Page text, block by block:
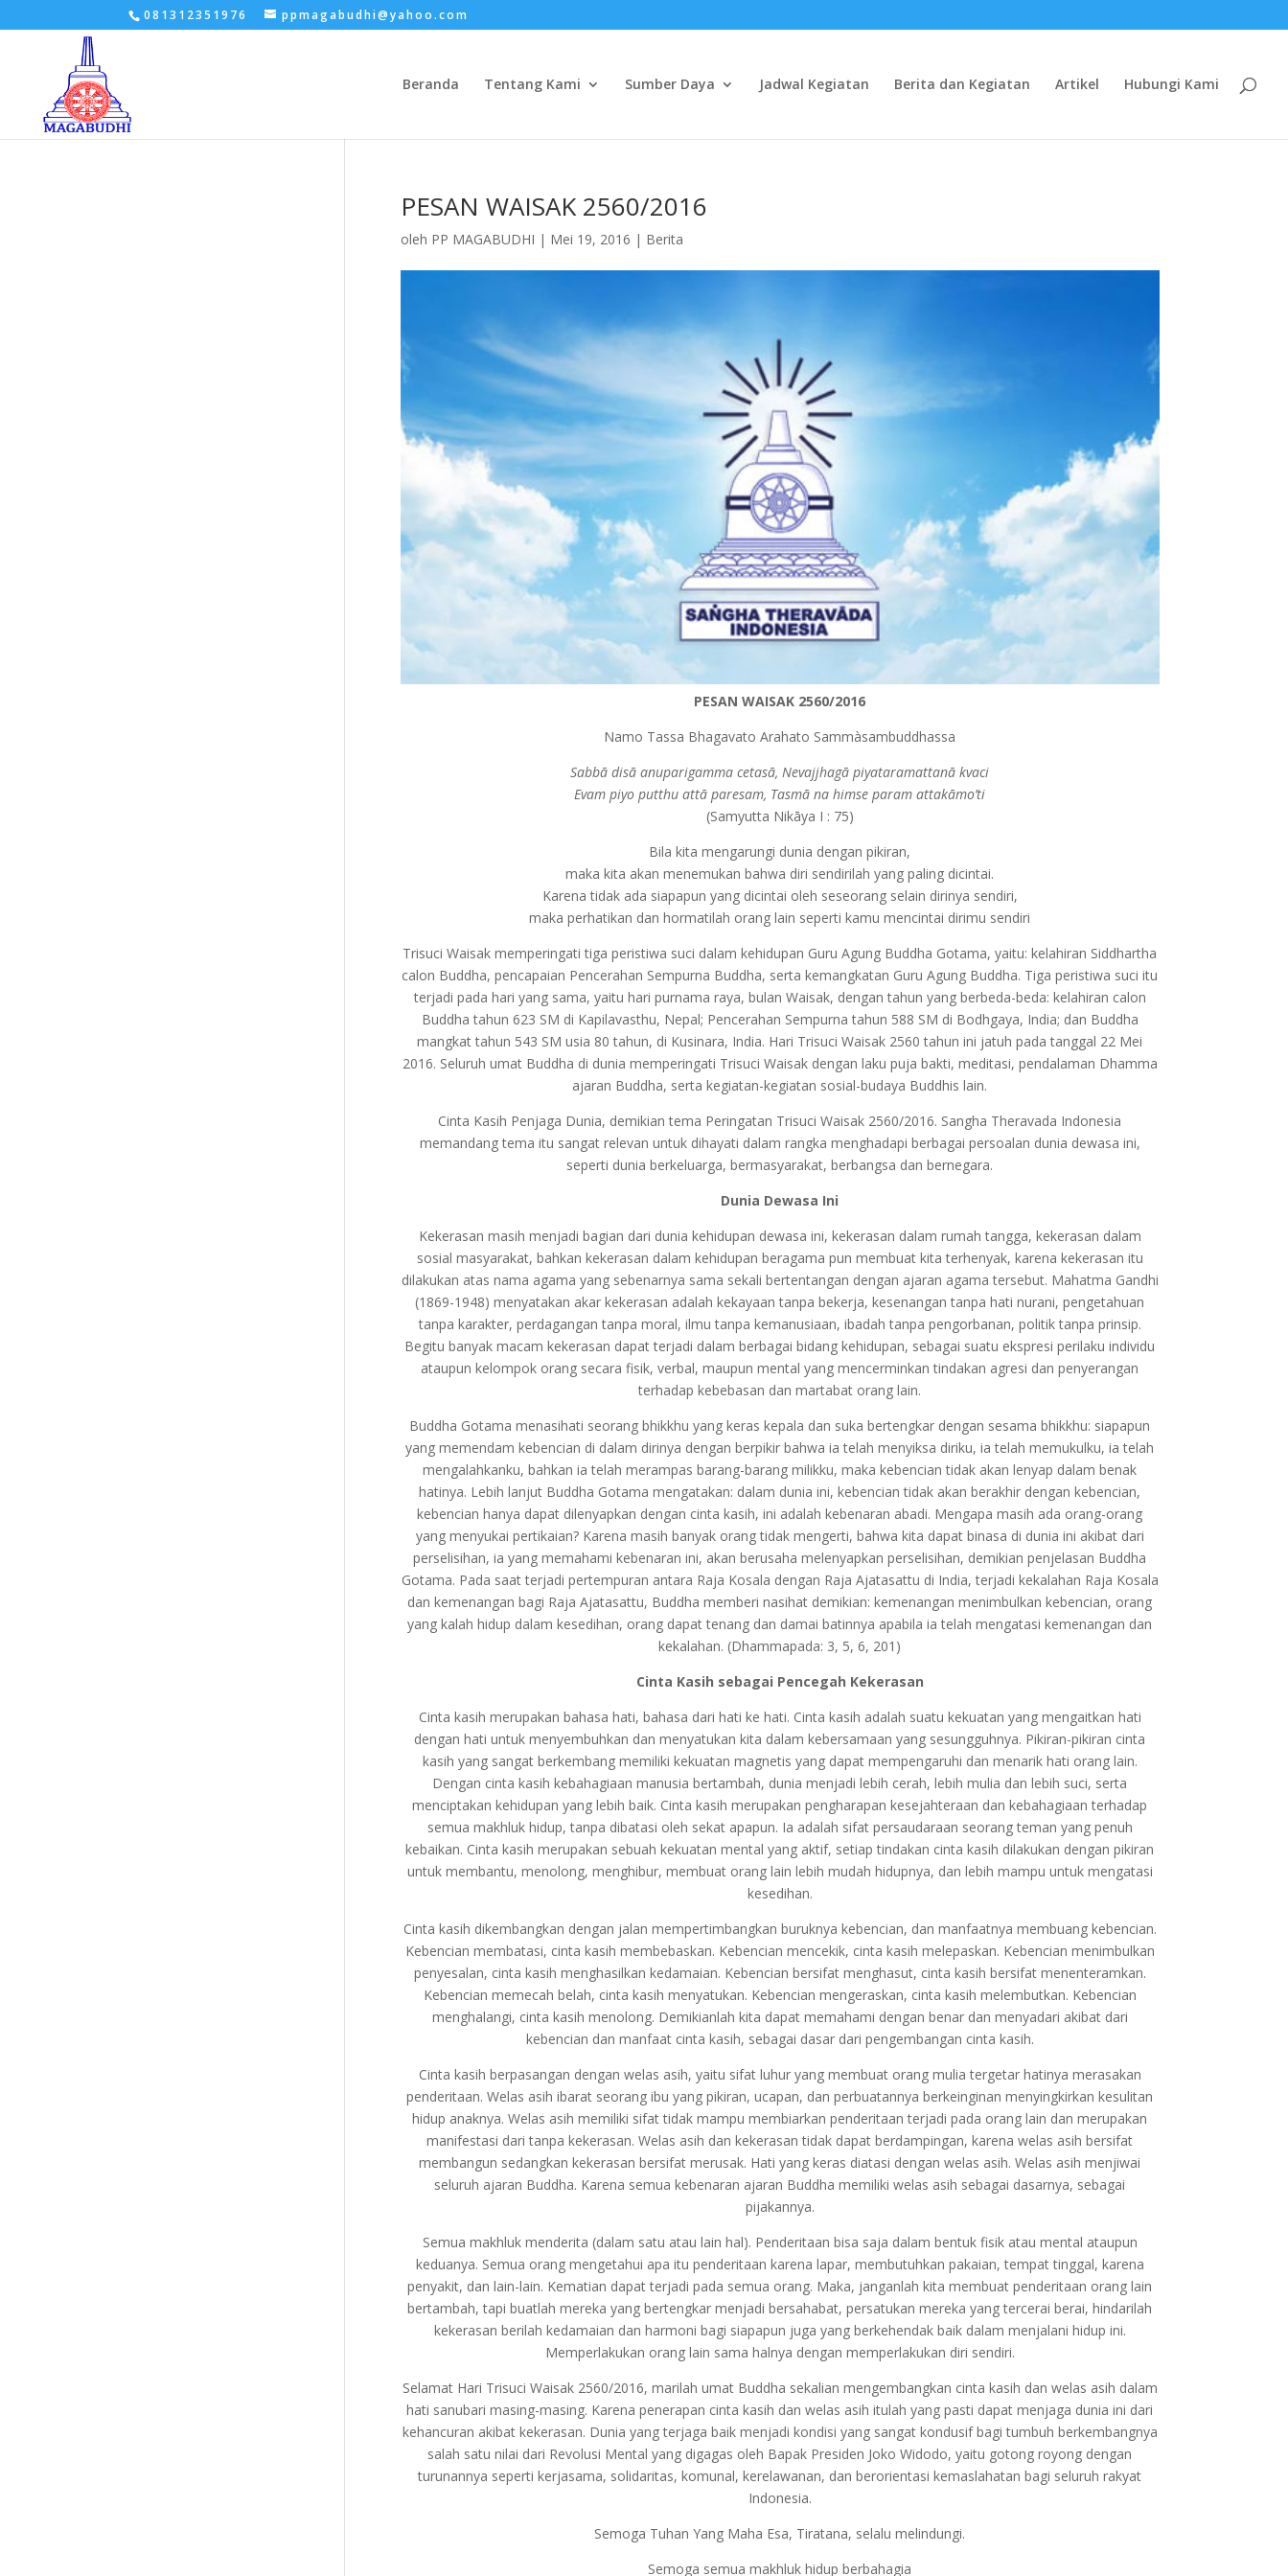
081312351976 ppmagabudhi@yahoo.com
Beranda Tentang Kami Sumber Daya Jadwal Kegiatan Berita dan Kegiatan Artikel Hubungi Kami
PESAN WAISAK 2560/2016
oleh PP MAGABUDHI | Mei 19, 2016 | Berita
PESAN WAISAK 2560/2016
Namo Tassa Bhagavato Arahato Sammàsambuddhassa
Sabbā disā anuparigamma cetasā, Nevajjhagā piyataramattanā kvaci
Evam piyo putthu attā paresam, Tasmā na himse param attakāmo’ti
(Samyutta Nikāya I : 75)
Bila kita mengarungi dunia dengan pikiran,
maka kita akan menemukan bahwa diri sendirilah yang paling dicintai.
Karena tidak ada siapapun yang dicintai oleh seseorang selain dirinya sendiri,
maka perhatikan dan hormatilah orang lain seperti kamu mencintai dirimu sendiri
Trisuci Waisak memperingati tiga peristiwa suci dalam kehidupan Guru Agung Buddha Gotama, yaitu: kelahiran Siddhartha
calon Buddha, pencapaian Pencerahan Sempurna Buddha, serta kemangkatan Guru Agung Buddha. Tiga peristiwa suci itu
terjadi pada hari yang sama, yaitu hari purnama raya, bulan Waisak, dengan tahun yang berbeda-beda: kelahiran calon
Buddha tahun 623 SM di Kapilavasthu, Nepal; Pencerahan Sempurna tahun 588 SM di Bodhgaya, India; dan Buddha
mangkat tahun 543 SM usia 80 tahun, di Kusinara, India. Hari Trisuci Waisak 2560 tahun ini jatuh pada tanggal 22 Mei
2016. Seluruh umat Buddha di dunia memperingati Trisuci Waisak dengan laku puja bakti, meditasi, pendalaman Dhamma
ajaran Buddha, serta kegiatan-kegiatan sosial-budaya Buddhis lain.
Cinta Kasih Penjaga Dunia, demikian tema Peringatan Trisuci Waisak 2560/2016. Sangha Theravada Indonesia
memandang tema itu sangat relevan untuk dihayati dalam rangka menghadapi berbagai persoalan dunia dewasa ini,
seperti dunia berkeluarga, bermasyarakat, berbangsa dan bernegara.
Dunia Dewasa Ini
Kekerasan masih menjadi bagian dari dunia kehidupan dewasa ini, kekerasan dalam rumah tangga, kekerasan dalam
sosial masyarakat, bahkan kekerasan dalam kehidupan beragama pun membuat kita terhenyak, karena kekerasan itu
dilakukan atas nama agama yang sebenarnya sama sekali bertentangan dengan ajaran agama tersebut. Mahatma Gandhi
(1869-1948) menyatakan akar kekerasan adalah kekayaan tanpa bekerja, kesenangan tanpa hati nurani, pengetahuan
tanpa karakter, perdagangan tanpa moral, ilmu tanpa kemanusiaan, ibadah tanpa pengorbanan, politik tanpa prinsip.
Begitu banyak macam kekerasan dapat terjadi dalam berbagai bidang kehidupan, sebagai suatu ekspresi perilaku individu
ataupun kelompok orang secara fisik, verbal, maupun mental yang mencerminkan tindakan agresi dan penyerangan
terhadap kebebasan dan martabat orang lain.
Buddha Gotama menasihati seorang bhikkhu yang keras kepala dan suka bertengkar dengan sesama bhikkhu: siapapun
yang memendam kebencian di dalam dirinya dengan berpikir bahwa ia telah menyiksa diriku, ia telah memukulku, ia telah
mengalahkanku, bahkan ia telah merampas barang-barang milikku, maka kebencian tidak akan lenyap dalam benak
hatinya. Lebih lanjut Buddha Gotama mengatakan: dalam dunia ini, kebencian tidak akan berakhir dengan kebencian,
kebencian hanya dapat dilenyapkan dengan cinta kasih, ini adalah kebenaran abadi. Mengapa masih ada orang-orang
yang menyukai pertikaian? Karena masih banyak orang tidak mengerti, bahwa kita dapat binasa di dunia ini akibat dari
perselisihan, ia yang memahami kebenaran ini, akan berusaha melenyapkan perselisihan, demikian penjelasan Buddha
Gotama. Pada saat terjadi pertempuran antara Raja Kosala dengan Raja Ajatasattu di India, terjadi kekalahan Raja Kosala
dan kemenangan bagi Raja Ajatasattu, Buddha memberi nasihat demikian: kemenangan menimbulkan kebencian, orang
yang kalah hidup dalam kesedihan, orang dapat tenang dan damai batinnya apabila ia telah mengatasi kemenangan dan
kekalahan. (Dhammapada: 3, 5, 6, 201)
Cinta Kasih sebagai Pencegah Kekerasan
Cinta kasih merupakan bahasa hati, bahasa dari hati ke hati. Cinta kasih adalah suatu kekuatan yang mengaitkan hati
dengan hati untuk menyembuhkan dan menyatukan kita dalam kebersamaan yang sesungguhnya. Pikiran-pikiran cinta
kasih yang sangat berkembang memiliki kekuatan magnetis yang dapat mempengaruhi dan menarik hati orang lain.
Dengan cinta kasih kebahagiaan manusia bertambah, dunia menjadi lebih cerah, lebih mulia dan lebih suci, serta
menciptakan kehidupan yang lebih baik. Cinta kasih merupakan pengharapan kesejahteraan dan kebahagiaan terhadap
semua makhluk hidup, tanpa dibatasi oleh sekat apapun. Ia adalah sifat persaudaraan seorang teman yang penuh
kebaikan. Cinta kasih merupakan sebuah kekuatan mental yang aktif, setiap tindakan cinta kasih dilakukan dengan pikiran
untuk membantu, menolong, menghibur, membuat orang lain lebih mudah hidupnya, dan lebih mampu untuk mengatasi
kesedihan.
Cinta kasih dikembangkan dengan jalan mempertimbangkan buruknya kebencian, dan manfaatnya membuang kebencian.
Kebencian membatasi, cinta kasih membebaskan. Kebencian mencekik, cinta kasih melepaskan. Kebencian menimbulkan
penyesalan, cinta kasih menghasilkan kedamaian. Kebencian bersifat menghasut, cinta kasih bersifat menenteramkan.
Kebencian memecah belah, cinta kasih menyatukan. Kebencian mengeraskan, cinta kasih melembutkan. Kebencian
menghalangi, cinta kasih menolong. Demikianlah kita dapat memahami dengan benar dan menyadari akibat dari
kebencian dan manfaat cinta kasih, sebagai dasar dari pengembangan cinta kasih.
Cinta kasih berpasangan dengan welas asih, yaitu sifat luhur yang membuat orang mulia tergetar hatinya merasakan
penderitaan. Welas asih ibarat seorang ibu yang pikiran, ucapan, dan perbuatannya berkeinginan menyingkirkan kesulitan
hidup anaknya. Welas asih memiliki sifat tidak mampu membiarkan penderitaan terjadi pada orang lain dan merupakan
manifestasi dari tanpa kekerasan. Welas asih dan kekerasan tidak dapat berdampingan, karena welas asih bersifat
membangun sedangkan kekerasan bersifat merusak. Hati yang keras diatasi dengan welas asih. Welas asih menjiwai
seluruh ajaran Buddha. Karena semua kebenaran ajaran Buddha memiliki welas asih sebagai dasarnya, sebagai
pijakannya.
Semua makhluk menderita (dalam satu atau lain hal). Penderitaan bisa saja dalam bentuk fisik atau mental ataupun
keduanya. Semua orang mengetahui apa itu penderitaan karena lapar, membutuhkan pakaian, tempat tinggal, karena
penyakit, dan lain-lain. Kematian dapat terjadi pada semua orang. Maka, janganlah kita membuat penderitaan orang lain
bertambah, tapi buatlah mereka yang bertengkar menjadi bersahabat, persatukan mereka yang tercerai berai, hindarilah
kekerasan berilah kedamaian dan harmoni bagi siapapun juga yang berkehendak baik dalam menjalani hidup ini.
Memperlakukan orang lain sama halnya dengan memperlakukan diri sendiri.
Selamat Hari Trisuci Waisak 2560/2016, marilah umat Buddha sekalian mengembangkan cinta kasih dan welas asih dalam
hati sanubari masing-masing. Karena penerapan cinta kasih dan welas asih itulah yang pasti dapat menjaga dunia ini dari
kehancuran akibat kekerasan. Dunia yang terjaga baik menjadi kondisi yang sangat kondusif bagi tumbuh berkembangnya
salah satu nilai dari Revolusi Mental yang digagas oleh Bapak Presiden Joko Widodo, yaitu gotong royong dengan
turunannya seperti kerjasama, solidaritas, komunal, kerelawanan, dan berorientasi kemaslahatan bagi seluruh rakyat
Indonesia.
Semoga Tuhan Yang Maha Esa, Tiratana, selalu melindungi.
Semoga semua makhluk hidup berbahagia